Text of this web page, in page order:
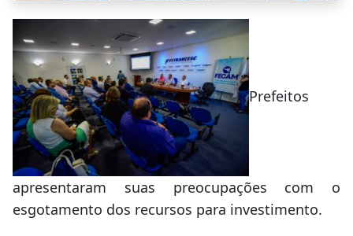
Prefeitos
apresentaram suas preocupações com o
esgotamento dos recursos para investimento.